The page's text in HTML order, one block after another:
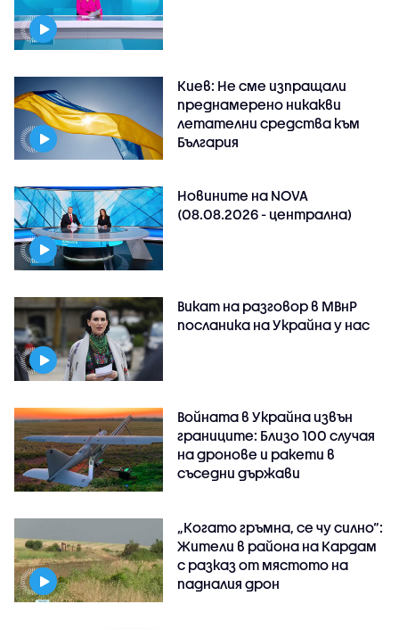
Киев: Не сме изпращали
преднамерено никакви
летателни средства към
България
Новините на NOVA
(08.08.2026 - централна)
Викат на разговор в МВнР
посланика на Украйна у нас
Войната в Украйна извън
границите: Близо 100 случая
на дронове и ракети в
съседни държави
„Когато гръмна, се чу силно“:
Жители в района на Кардам
с разказ от мястото на
падналия дрон